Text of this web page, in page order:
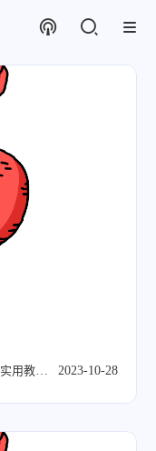
实用教程 2023-10-28